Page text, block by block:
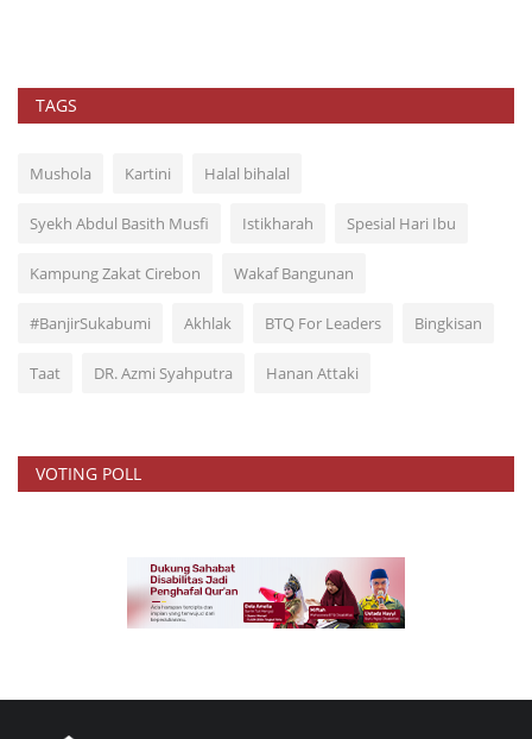
TAGS
Mushola Kartini Halal bihalal
Syekh Abdul Basith Musfi Istikharah Spesial Hari Ibu
Kampung Zakat Cirebon Wakaf Bangunan
#BanjirSukabumi Akhlak BTQ For Leaders Bingkisan
Taat DR. Azmi Syahputra Hanan Attaki
VOTING POLL